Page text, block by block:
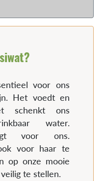
voor ons
Het voedt en
schenkt ons
water.
voor ons.
voor haar te
op onze mooie
te stellen.